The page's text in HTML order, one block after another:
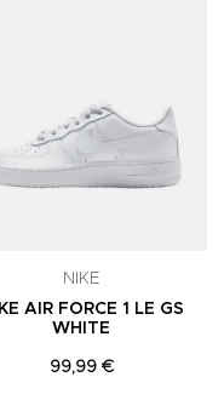
NIKE
AIR FORCE 1 LE GS
WHITE
99,99 €